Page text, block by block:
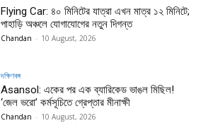
Flying Car: ৪০ মিনিটের যাত্রা এখন মাত্র ১২ মিনিটে;
পাহাড়ি অঞ্চলে যোগাযোগের নতুন দিগন্ত
Chandan - 10 August, 2026
দক্ষিণবঙ্গ
Asansol: একের পর এক ব্যারিকেড ভাঙল মিছিল!
‘জেল ভরো’ কর্মসূচিতে গ্রেপ্তার মীনাক্ষী
Chandan - 10 August, 2026